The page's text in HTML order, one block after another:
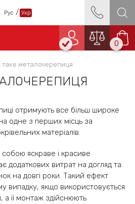
Рус / Укр
0
металочерепиця
отримують все більш широке
одне з перших місць за
матеріалів.
яскраве і красиве
додаткових витрат на догляд та
на довгі роки. Такий ефект
випадку, якщо використовується
а її монтаж здійснюють